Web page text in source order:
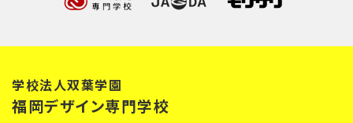
学校法人双葉学園
福岡デザイン専門学校